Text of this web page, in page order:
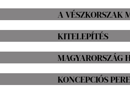
A VÉSZKORSZAK
KITELEPÍTÉS
MAGYARORSZÁG
KONCEPCIÓS